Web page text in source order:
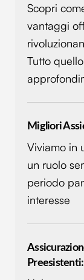
Scopri
vantaggi
Tutto
Migliori
Viviamo in
un ruolo
periodo
interesse